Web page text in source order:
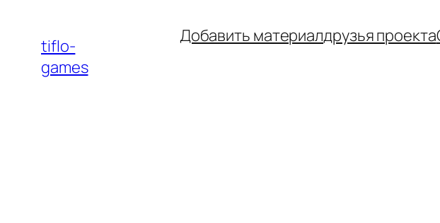
содержимому
tiflo-
games
Добавить материалдрузья проекта